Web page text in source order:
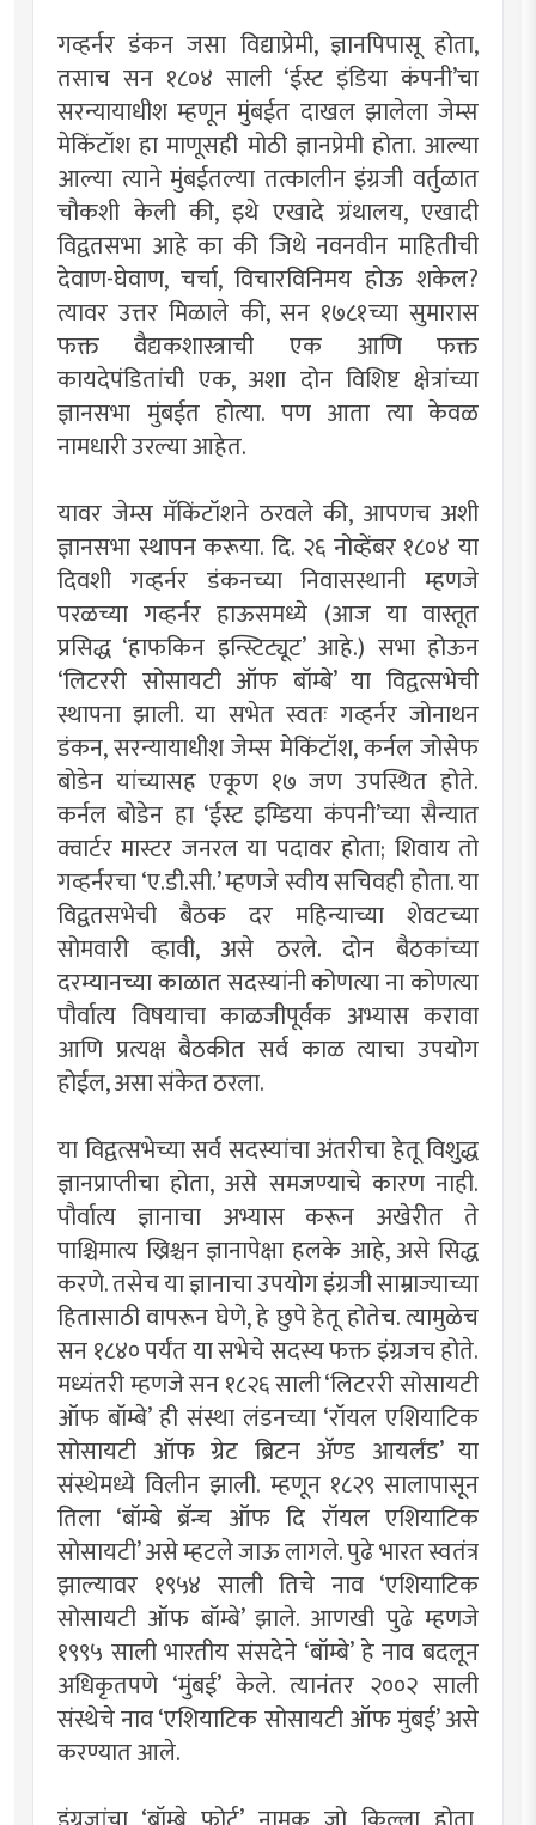
गव्हर्नर डंकन जसा विद्याप्रेमी, ज्ञानपिपासू होता,
तसाच सन १८०४ साली ‘ईस्ट इंडिया कंपनी’चा
सरन्यायाधीश म्हणून मुंबईत दाखल झालेला जेम्स
मेकिंटॉश हा माणूसही मोठी ज्ञानप्रेमी होता. आल्या
आल्या त्याने मुंबईतल्या तत्कालीन इंग्रजी वर्तुळात
चौकशी केली की, इथे एखादे ग्रंथालय, एखादी
विद्वतसभा आहे का की जिथे नवनवीन माहितीची
देवाण-घेवाण, चर्चा, विचारविनिमय होऊ शकेल?
त्यावर उत्तर मिळाले की, सन १७८१च्या सुमारास
फक्त वैद्यकशास्त्राची एक आणि फक्त
कायदेपंडितांची एक, अशा दोन विशिष्ट क्षेत्रांच्या
ज्ञानसभा मुंबईत होत्या. पण आता त्या केवळ
नामधारी उरल्या आहेत.
यावर जेम्स मॅकिंटॉशने ठरवले की, आपणच अशी
ज्ञानसभा स्थापन करूया. दि. २६ नोव्हेंबर १८०४ या
दिवशी गव्हर्नर डंकनच्या निवासस्थानी म्हणजे
परळच्या गव्हर्नर हाऊसमध्ये (आज या वास्तूत
प्रसिद्ध ‘हाफकिन इन्स्टिट्यूट’ आहे.) सभा होऊन
‘लिटररी सोसायटी ऑफ बॉम्बे’ या विद्वत्सभेची
स्थापना झाली. या सभेत स्वतः गव्हर्नर जोनाथन
डंकन, सरन्यायाधीश जेम्स मेकिंटॉश, कर्नल जोसेफ
बोडेन यांच्यासह एकूण १७ जण उपस्थित होते.
कर्नल बोडेन हा ‘ईस्ट इम्डिया कंपनी’च्या सैन्यात
क्वार्टर मास्टर जनरल या पदावर होता; शिवाय तो
गव्हर्नरचा ‘ए.डी.सी.’ म्हणजे स्वीय सचिवही होता. या
विद्वतसभेची बैठक दर महिन्याच्या शेवटच्या
सोमवारी व्हावी, असे ठरले. दोन बैठकांच्या
दरम्यानच्या काळात सदस्यांनी कोणत्या ना कोणत्या
पौर्वात्य विषयाचा काळजीपूर्वक अभ्यास करावा
आणि प्रत्यक्ष बैठकीत सर्व काळ त्याचा उपयोग
होईल, असा संकेत ठरला.
या विद्वत्सभेच्या सर्व सदस्यांचा अंतरीचा हेतू विशुद्ध
ज्ञानप्राप्तीचा होता, असे समजण्याचे कारण नाही.
पौर्वात्य ज्ञानाचा अभ्यास करून अखेरीत ते
पाश्चिमात्य ख्रिश्चन ज्ञानापेक्षा हलके आहे, असे सिद्ध
करणे. तसेच या ज्ञानाचा उपयोग इंग्रजी साम्राज्याच्या
हितासाठी वापरून घेणे, हे छुपे हेतू होतेच. त्यामुळेच
सन १८४० पर्यंत या सभेचे सदस्य फक्त इंग्रजच होते.
मध्यंतरी म्हणजे सन १८२६ साली ‘लिटररी सोसायटी
ऑफ बॉम्बे’ ही संस्था लंडनच्या ‘रॉयल एशियाटिक
सोसायटी ऑफ ग्रेट ब्रिटन अ‍ॅण्ड आयर्लंड’ या
संस्थेमध्ये विलीन झाली. म्हणून १८२९ सालापासून
तिला ‘बॉम्बे ब्रॅन्च ऑफ दि रॉयल एशियाटिक
सोसायटी’ असे म्हटले जाऊ लागले. पुढे भारत स्वतंत्र
झाल्यावर १९५४ साली तिचे नाव ‘एशियाटिक
सोसायटी ऑफ बॉम्बे’ झाले. आणखी पुढे म्हणजे
१९९५ साली भारतीय संसदेने ‘बॉम्बे’ हे नाव बदलून
अधिकृतपणे ‘मुंबई’ केले. त्यानंतर २००२ साली
संस्थेचे नाव ‘एशियाटिक सोसायटी ऑफ मुंबई’ असे
करण्यात आले.